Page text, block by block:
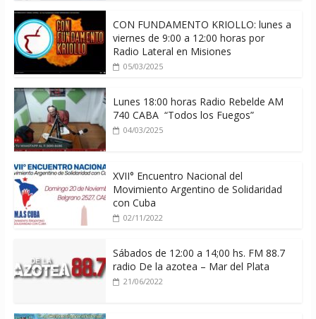
CON FUNDAMENTO KRIOLLO: lunes a
viernes de 9:00 a 12:00 horas por
Radio Lateral en Misiones
05/03/2025
Lunes 18:00 horas Radio Rebelde AM
740 CABA “Todos los Fuegos”
04/03/2025
XVII° Encuentro Nacional del
Movimiento Argentino de Solidaridad
con Cuba
02/11/2022
Sábados de 12:00 a 14;00 hs. FM 88.7
radio De la azotea – Mar del Plata
21/06/2022